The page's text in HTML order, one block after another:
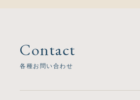
Contact
各種お問い合わせ